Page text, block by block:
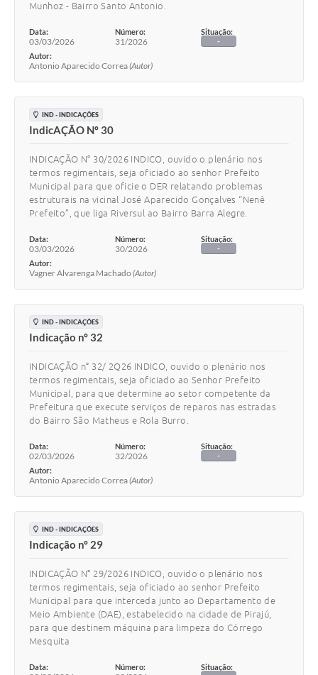
Munhoz - Bairro Santo Antonio.
Data:
03/03/2026
Número:
31/2026
Situação:
-
Autor:
Antonio Aparecido Correa(Autor)
IND - INDICAÇÕES
IndicAÇÃO Nº 30
INDICAÇÃO N° 30/2026 INDICO, ouvido o plenário nos
termos regimentais, seja oficiado ao senhor Prefeito
Municipal para que oficie o DER relatando problemas
estruturais na vicinal José Aparecido Gonçalves “Nenê
Prefeito”, que liga Riversul ao Bairro Barra Alegre.
Data:
03/03/2026
Número:
30/2026
Situação:
-
Autor:
Vagner Alvarenga Machado (Autor)
IND - INDICAÇÕES
Indicação nº 32
INDICAÇÃO n° 32/ 2Q26 INDICO, ouvido o plenário nos
termos regimentais, seja oficiado ao Senhor Prefeito
Municipal, para que determine ao setor competente da
Prefeitura que execute serviços de reparos nas estradas
do Bairro São Matheus e Rola Burro.
Data:
02/03/2026
Número:
32/2026
Situação:
-
Autor:
Antonio Aparecido Correa(Autor)
IND - INDICAÇÕES
Indicação nº 29
INDICAÇÃO N° 29/2026 INDICO, ouvido o plenário nos
termos regimentais, seja oficiado ao senhor Prefeito
Municipal para que interceda junto ao Departamento de
Meio Ambiente (DAE), estabelecido na cidade de Pirajú,
para que destinem máquina para limpeza do Córrego
Mesquita
Data: Número:
Situação: